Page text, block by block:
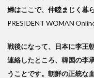
婦はここで、仲睦まじく暮
PRESIDENT WOMAN Online
戦後になって、日本に李王
連絡したところ、韓国の李
うことです。朝鮮の正統な